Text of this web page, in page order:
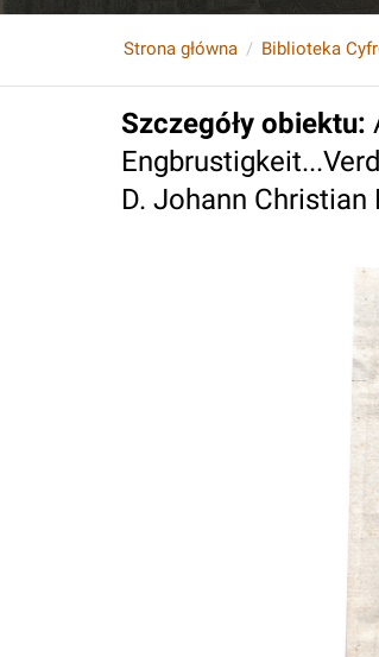
Strona główna Biblioteka
Szczegóły obiektu:
D. Johann